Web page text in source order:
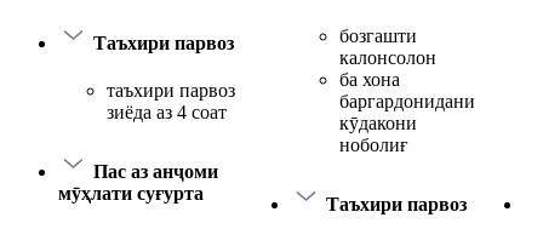
Таъхири парвоз
таъхири парвоз
зиёда аз 4 соат
Пас аз анҷоми
мӯҳлати суғурта
бозгашти
калонсолон
ба хона
баргардонидани
кӯдакони
ноболиғ
Таъхири парвоз